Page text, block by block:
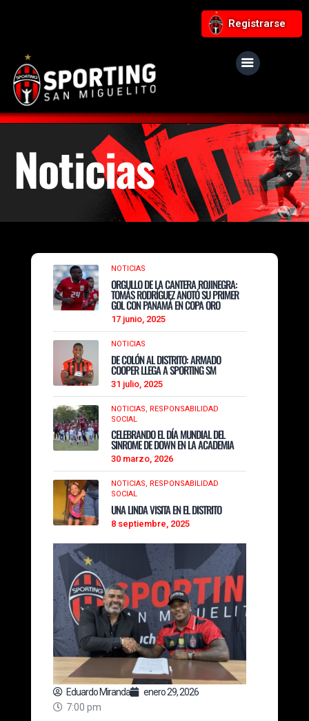
Registrarse
Noticias
NOTICIAS
ORGULLO DE LA CANTERA ROJINEGRA:
TOMÁS RODRÍGUEZ ANOTÓ SU PRIMER
GOL CON PANAMÁ EN COPA ORO
17 junio, 2025
NOTICIAS
DE COLÓN AL DISTRITO: ARMADO
COOPER LLEGA A SPORTING SM
31 julio, 2025
NOTICIAS, RESPONSABILIDAD
SOCIAL
CELEBRANDO EL DÍA MUNDIAL DEL
SINROME DE DOWN EN LA ACADEMIA
30 marzo, 2026
NOTICIAS, RESPONSABILIDAD
SOCIAL
UNA LINDA VISITA EN EL DISTRITO
8 septiembre, 2025
Eduardo Miranda
enero 29, 2026
7:00 pm